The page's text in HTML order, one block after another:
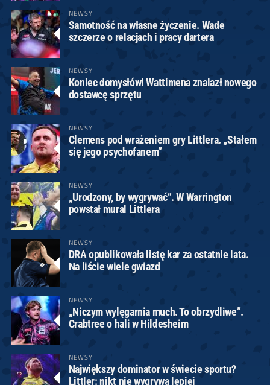
NEWSY
Samotność na własne życzenie. Wade
szczerze o relacjach i pracy dartera
NEWSY
Koniec domysłów! Wattimena znalazł nowego
dostawcę sprzętu
NEWSY
Clemens pod wrażeniem gry Littlera. „Stałem
się jego psychofanem”
NEWSY
„Urodzony, by wygrywać”. W Warrington
powstał mural Littlera
NEWSY
DRA opublikowała listę kar za ostatnie lata.
Na liście wiele gwiazd
NEWSY
„Niczym wylęgarnia much. To obrzydliwe”.
Crabtree o hali w Hildesheim
NEWSY
Największy dominator w świecie sportu?
Littler: nikt nie wygrywa lepiej